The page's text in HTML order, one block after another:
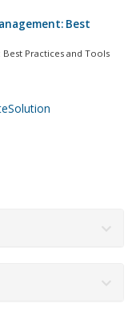
Best
Practices and Tools